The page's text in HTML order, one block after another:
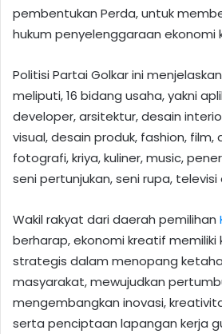
pembentukan Perda, untuk
hukum penyelenggaraan ekonomi
Politisi Partai Golkar ini
meliputi, 16 bidang usaha, yakni
developer, arsitektur, desain
visual, desain produk, fashion, film,
fotografi, kriya, kuliner, music,
seni pertunjukan, seni rupa, televisi
Wakil rakyat dari daerah pemilihan
berharap, ekonomi kreatif memiliki
strategis dalam menopang
masyarakat, mewujudkan
mengembangkan inovasi,
serta penciptaan lapangan kerja